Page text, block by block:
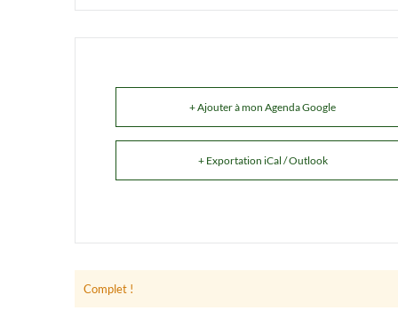
+ Ajouter à mon Agenda Google
+ Exportation iCal / Outlook
Complet !